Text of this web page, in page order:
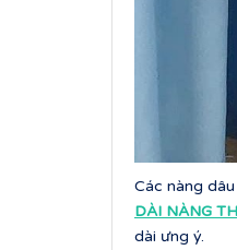
Các nàng
DÀI NÀNG
dài ưng ý.